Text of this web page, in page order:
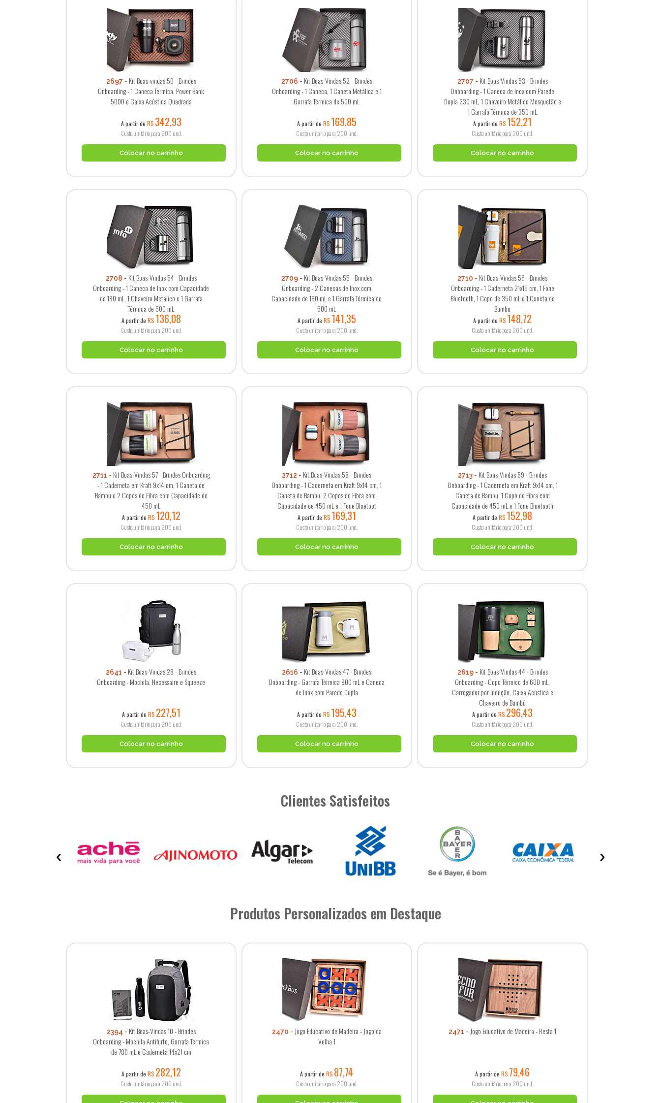
2697
Kit Boas-vindas 50 - Brindes
Onboarding - 1 Caneca Térmica, Power Bank
5000 e Caixa Acústica Quadrada
A partir de R$ 342,93
Custo unitário para 200 und.
Colocar no carrinho
2706
Kit Boas-Vindas 52 - Brindes
Onboarding - 1 Caneca, 1 Caneta Metálica e 1
Garrafa Térmica de 500 mL
A partir de R$ 169,85
Custo unitário para 200 und.
Colocar no carrinho
2707
Kit Boas-Vindas 53 - Brindes
Onboarding - 1 Caneca de Inox com Parede
Dupla 230 mL, 1 Chaveiro Metálico Mosquetão e
1 Garrafa Térmica de 350 mL
A partir deR$ 152,21
Custo unitário para 200 und.
Colocar no carrinho
2708
Kit Boas-Vindas 54 - Brindes
Onboarding - 1 Caneca de Inox com Capacidade
de 180 mL, 1 Chaveiro Metálico e 1 Garrafa
Térmica de 500 mL
A partir de R$ 136,08
Custo unitário para 200 und.
Colocar no carrinho
2709
Kit Boas-Vindas 55 - Brindes
Onboarding - 2 Canecas de Inox com
Capacidade de 180 mL e 1 Garrafa Térmica de
500 mL
A partir de R$ 141,35
Custo unitário para 200 und.
Colocar no carrinho
2710
Kit Boas-Vindas 56 - Brindes
Onboarding - 1 Caderneta 21x15 cm, 1 Fone
Bluetooth, 1 Copo de 350 mL e 1 Caneta de
Bambu
A partir deR$ 148,72
Custo unitário para 200 und.
Colocar no carrinho
2711
Kit Boas-Vindas 57 - Brindes Onboarding
- 1 Caderneta em Kraft 9x14 cm, 1 Caneta de
Bambu e 2 Copos de Fibra com Capacidade de
450 mL
A partir de R$ 120,12
Custo unitário para 200 und.
Colocar no carrinho
2712
Kit Boas-Vindas 58 - Brindes
Onboarding - 1 Caderneta em Kraft 9x14 cm, 1
Caneta de Bambu, 2 Copos de Fibra com
Capacidade de 450 mL e 1 Fone Bluetoot
A partir de R$ 169,31
Custo unitário para 200 und.
Colocar no carrinho
2713
Kit Boas-Vindas 59 - Brindes
Onboarding - 1 Caderneta em Kraft 9x14 cm, 1
Caneta de Bambu, 1 Copo de Fibra com
Capacidade de 450 mL e 1 Fone Bluetooth
A partir deR$ 152,98
Custo unitário para 200 und.
Colocar no carrinho
2641
Kit Boas-Vindas 28 - Brindes
Onboarding - Mochila, Necessaire e Squeeze
A partir de R$ 227,51
Custo unitário para 200 und.
Colocar no carrinho
2616
Kit Boas-Vindas 47 - Brindes
Onboarding - Garrafa Térmica 800 mL e Caneca
de Inox com Parede Dupla
A partir de R$ 195,43
Custo unitário para 200 und.
Colocar no carrinho
2619
Kit Boas-Vindas 44 - Brindes
Onboarding - Copo Térmico de 600 mL,
Carregador por Indução, Caixa Acústica e
Chaveiro de Bambú
A partir deR$ 296,43
Custo unitário para 200 und.
Colocar no carrinho
Clientes Satisfeitos
‹ ›
Produtos Personalizados em Destaque
2394
Kit Boas-Vindas 10 - Brindes
Onboarding - Mochila Antifurto, Garrafa Térmica
de 780 mL e Caderneta 14x21 cm
A partir de R$ 282,12
Custo unitário para 200 und.
2470
Jogo Educativo de Madeira - Jogo da
Velha 1
A partir deR$ 87,74
Custo unitário para 200 und.
2471 Jogo Educativo de Madeira - Resta 1
A partir deR$ 79,46
Custo unitário para 200 und.